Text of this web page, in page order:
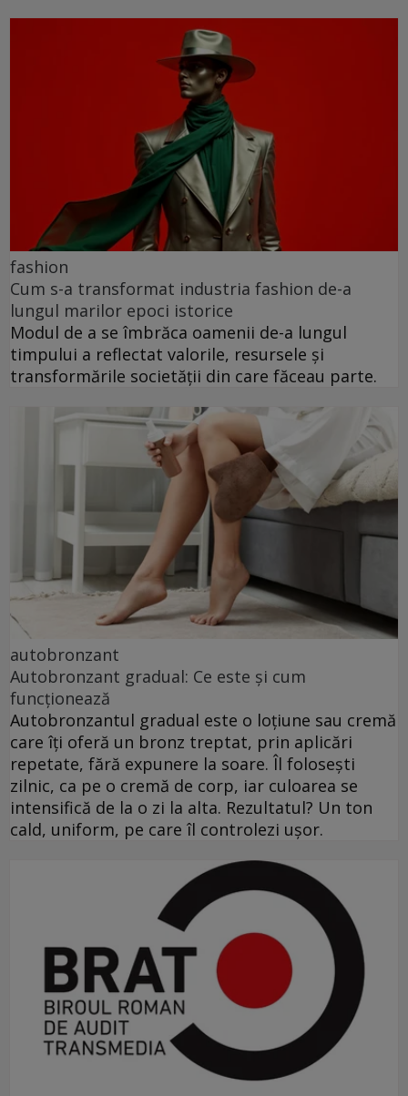
fashion
Cum s-a transformat industria fashion de-a
lungul marilor epoci istorice
Modul de a se îmbrăca oamenii de-a lungul
timpului a reflectat valorile, resursele și
transformările societății din care făceau parte.
autobronzant
Autobronzant gradual: Ce este și cum
funcționează
Autobronzantul gradual este o loțiune sau cremă
care îți oferă un bronz treptat, prin aplicări
repetate, fără expunere la soare. Îl folosești
zilnic, ca pe o cremă de corp, iar culoarea se
intensifică de la o zi la alta. Rezultatul? Un ton
cald, uniform, pe care îl controlezi ușor.